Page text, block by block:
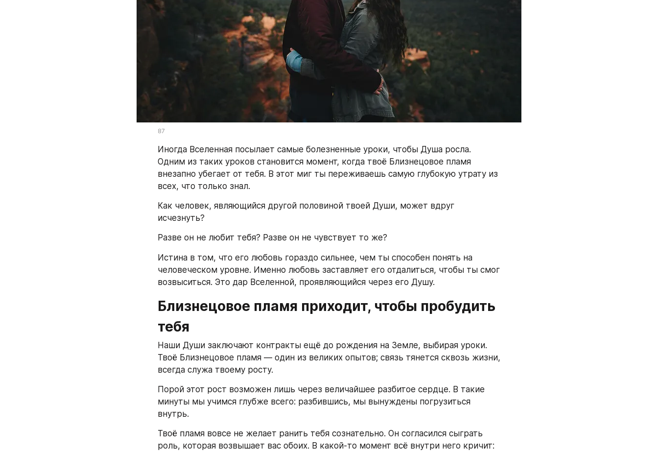
87
Иногда Вселенная посылает самые болезненные уроки, чтобы Душа росла.
Одним из таких уроков становится момент, когда твоё Близнецовое пламя
внезапно убегает от тебя. В этот миг ты переживаешь самую глубокую утрату из
всех, что только знал.
Как человек, являющийся другой половиной твоей Души, может вдруг
исчезнуть?
Разве он не любит тебя? Разве он не чувствует то же?
Истина в том, что его любовь гораздо сильнее, чем ты способен понять на
человеческом уровне. Именно любовь заставляет его отдалиться, чтобы ты смог
возвыситься. Это дар Вселенной, проявляющийся через его Душу.
Близнецовое пламя приходит, чтобы пробудить
тебя
Наши Души заключают контракты ещё до рождения на Земле, выбирая уроки.
Твоё Близнецовое пламя — один из великих опытов; связь тянется сквозь жизни,
всегда служа твоему росту.
Порой этот рост возможен лишь через величайшее разбитое сердце. В такие
минуты мы учимся глубже всего: разбившись, мы вынуждены погрузиться
внутрь.
Твоё пламя вовсе не желает ранить тебя сознательно. Он согласился сыграть
роль, которая возвышает вас обоих. В какой-то момент всё внутри него кричит: